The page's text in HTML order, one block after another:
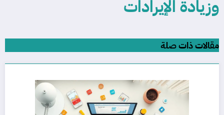
وزيادة الإيرادات
مقالات ذات صلة